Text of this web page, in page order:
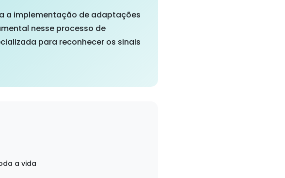
a implementação de adaptações
nesse processo de
para reconhecer os sinais
a vida